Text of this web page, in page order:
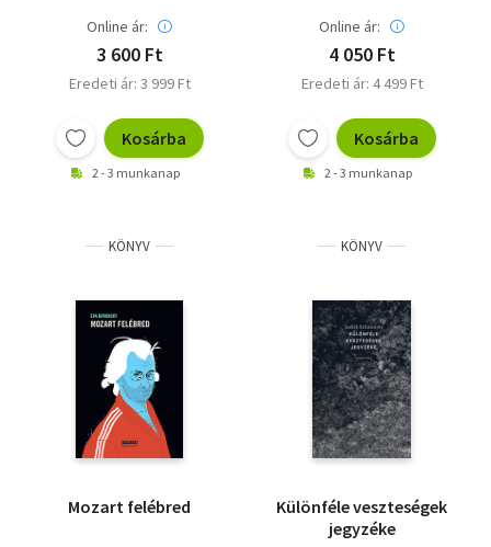
Online ár:
3 600 Ft
Eredeti ár: 3 999 Ft
Kosárba
2 - 3 munkanap
Online ár:
4 050 Ft
Eredeti ár: 4 499 Ft
Kosárba
2 - 3 munkanap
KÖNYV
Mozart felébred
KÖNYV
Különféle veszteségek
jegyzéke